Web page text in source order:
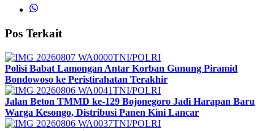
Pos Terkait
TNI/POLRI
Polisi Babat Lamongan Antar Korban Gunung Piramid
Bondowoso ke Peristirahatan Terakhir
TNI/POLRI
Jalan Beton TMMD ke-129 Bojonegoro Jadi Harapan Baru
Warga Kesongo, Distribusi Panen Kini Lancar
TNI/POLRI